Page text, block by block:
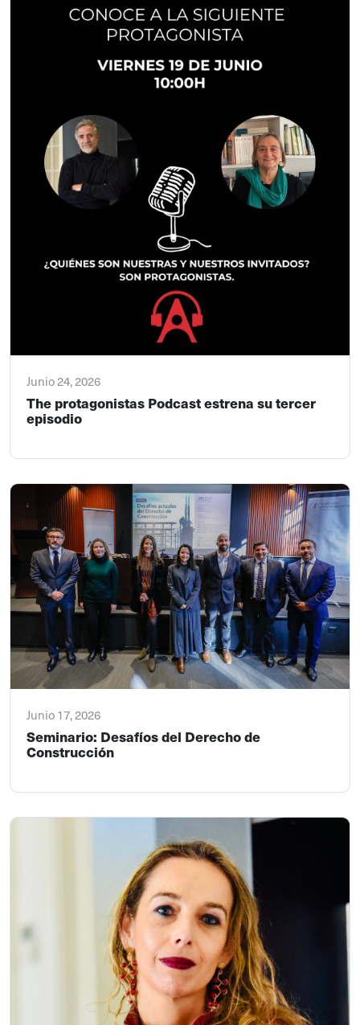
Junio 24, 2026
The protagonistas Podcast estrena su tercer
episodio
Junio 17, 2026
Seminario: Desafíos del Derecho de
Construcción